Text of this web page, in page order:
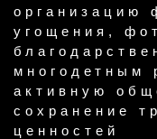
организацию
угощения,
многодетным
активную
сохранение
ценностей